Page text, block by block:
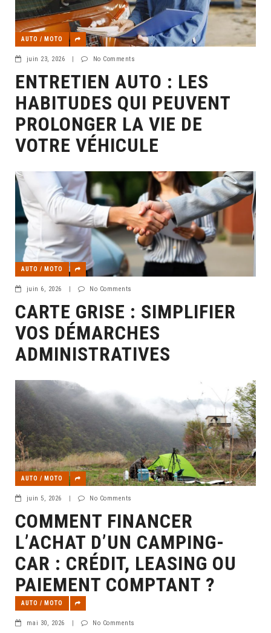
AUTO / MOTO
juin 23, 2026 No Comments
ENTRETIEN AUTO : LES
HABITUDES QUI PEUVENT
PROLONGER LA VIE DE
VOTRE VÉHICULE
AUTO / MOTO
juin 6, 2026 No Comments
CARTE GRISE : SIMPLIFIER
VOS DÉMARCHES
ADMINISTRATIVES
AUTO / MOTO
juin 5, 2026 | No Comments
COMMENT FINANCER
L’ACHAT D’UN CAMPING-
CAR : CRÉDIT, LEASING OU
PAIEMENT COMPTANT ?
AUTO / MOTO
mai 30, 2026 | No Comments